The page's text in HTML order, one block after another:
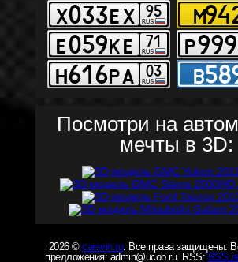
Посмотри на
мечты в 3D:
2026 © carsvin.ru. Все права защищены.
предложения: admin@ucob.ru. RSS: RSS